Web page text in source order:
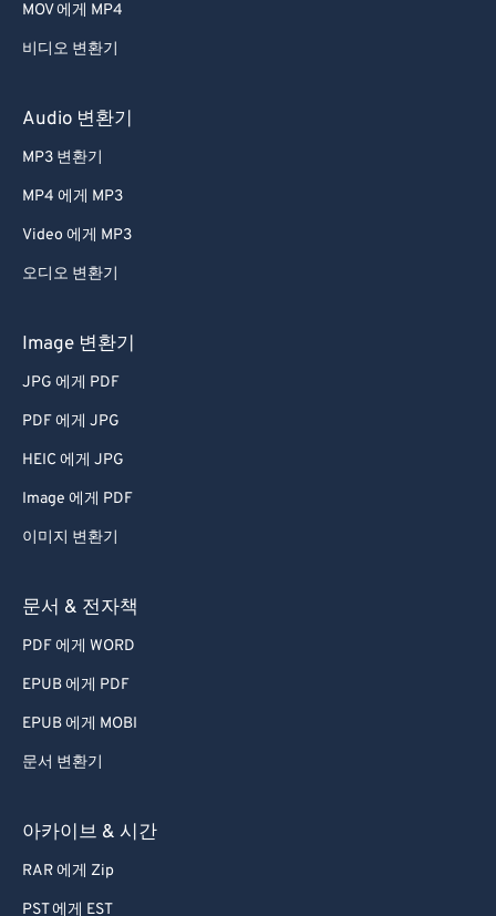
MOV 에게 MP4
비디오 변환기
Audio 변환기
MP3 변환기
MP4 에게 MP3
Video 에게 MP3
오디오 변환기
Image 변환기
JPG 에게 PDF
PDF 에게 JPG
HEIC 에게 JPG
Image 에게 PDF
이미지 변환기
문서 & 전자책
PDF 에게 WORD
EPUB 에게 PDF
EPUB 에게 MOBI
문서 변환기
아카이브 & 시간
RAR 에게 Zip
PST 에게 EST